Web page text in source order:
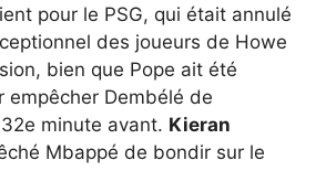
pour le PSG, qui était annulé
des joueurs de Howe
bien que Pope ait été
empêcher Dembélé de
minute avant. Kieran
Mbappé de bondir sur le